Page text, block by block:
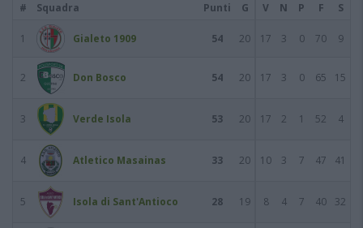
#
Squadra Punti G V N P F S
1 Gialeto 1909 54 20 17 3 0 70 9
2 Don Bosco 54 20 17 3 0 65 15
3 Verde Isola 53 20 17 2 1 52 4
4 Atletico Masainas 33 20 10 3 7 47 41
5 Isola di Sant'Antioco 28 19 8 4 7 40 32